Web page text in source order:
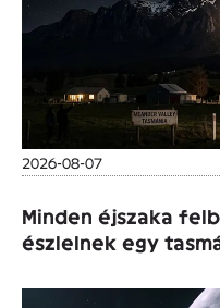
2026-08-07
Minden éjszaka
észlelnek egy